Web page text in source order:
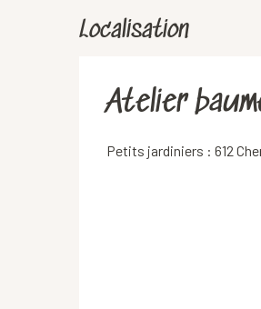
Localisation
Atelier
Petits jardiniers : 612